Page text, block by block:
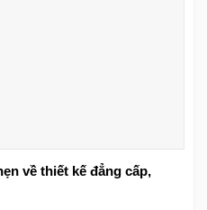
về thiết kế đẳng cấp,